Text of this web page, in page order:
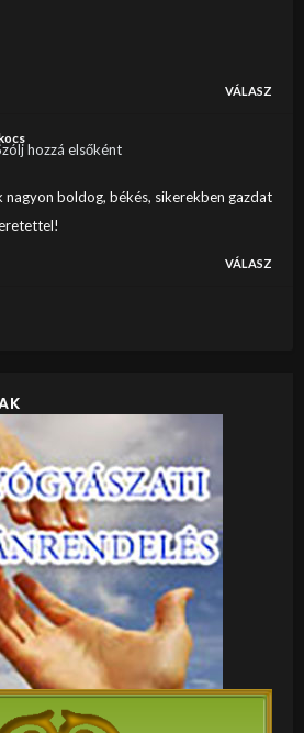
VÁLASZ
nagyon boldog, békés, sikerekben gazdat
VÁLASZ
hozzá elsőként